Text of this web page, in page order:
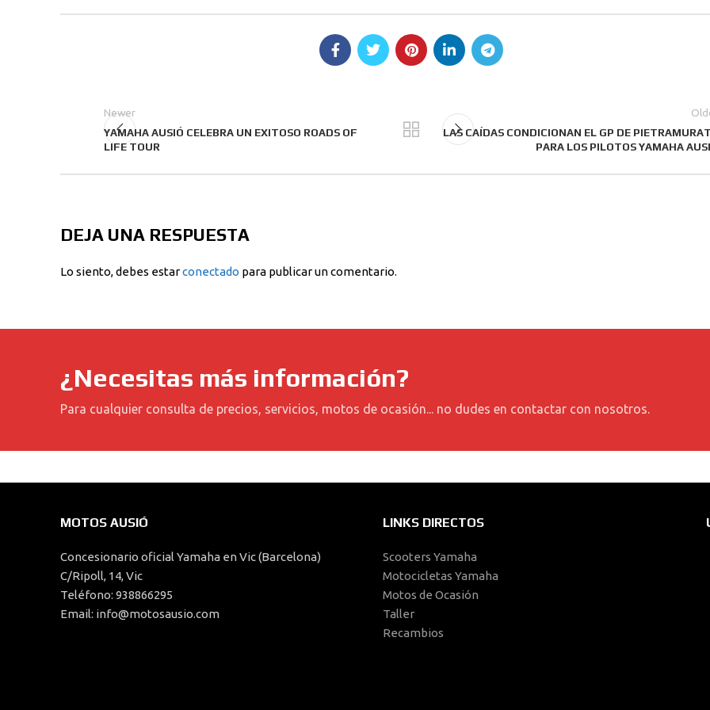
Newer
YAMAHA AUSIÓ CELEBRA UN EXITOSO ROADS OF
LIFE TOUR
LAS CAÍDAS CONDICIONAN EL GP DE
PARA LOS PILOTOS YAMAHA
DEJA UNA RESPUESTA
Lo siento, debes estarconectado para publicar un comentario.
¿Necesitas más información?
Para cualquier consulta de precios, servicios, motos de ocasión... no dudes en contactar con nosotros.
MOTOS AUSIÓ
Concesionario oficial Yamaha en Vic (Barcelona)
C/Ripoll, 14, Vic
Teléfono: 938866295
Email: info@motosausio.com
LINKS DIRECTOS
Scooters Yamaha
Motocicletas Yamaha
Motos de Ocasión
Taller
Recambios